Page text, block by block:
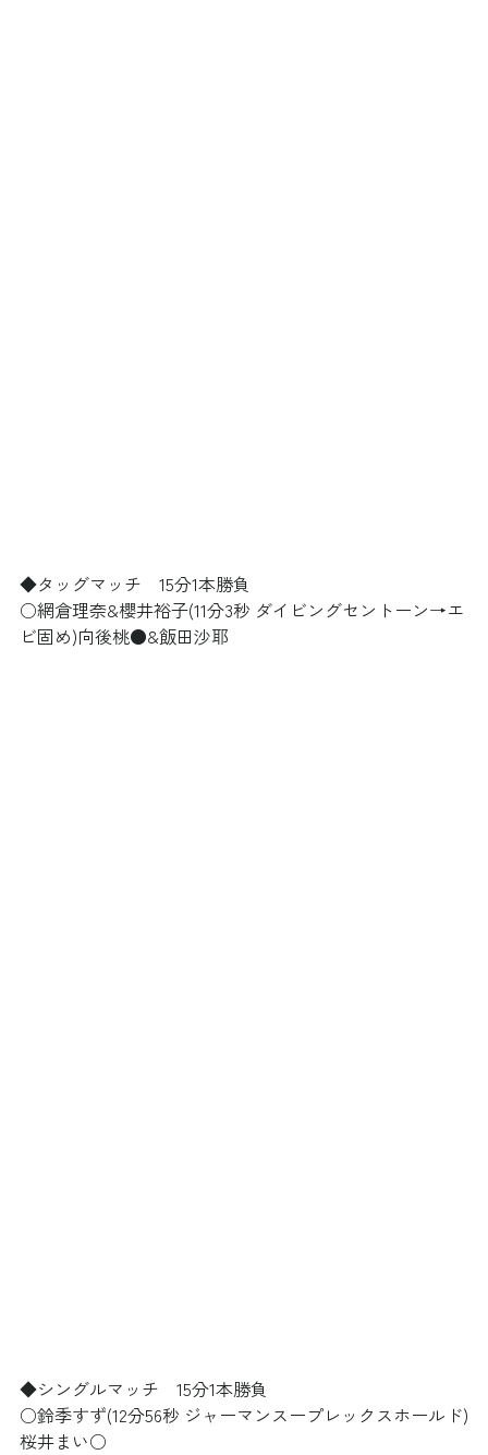
◆タッグマッチ　15分1本勝負
○網倉理奈&櫻井裕子(11分3秒 ダイビングセントーン→エ
ビ固め)向後桃●&飯田沙耶
◆シングルマッチ　15分1本勝負
○鈴季すず(12分56秒 ジャーマンスープレックスホールド)
桜井まい○